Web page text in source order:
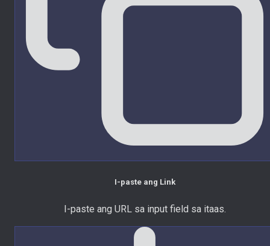
I-paste ang Link
I-paste ang URL sa input field sa itaas.